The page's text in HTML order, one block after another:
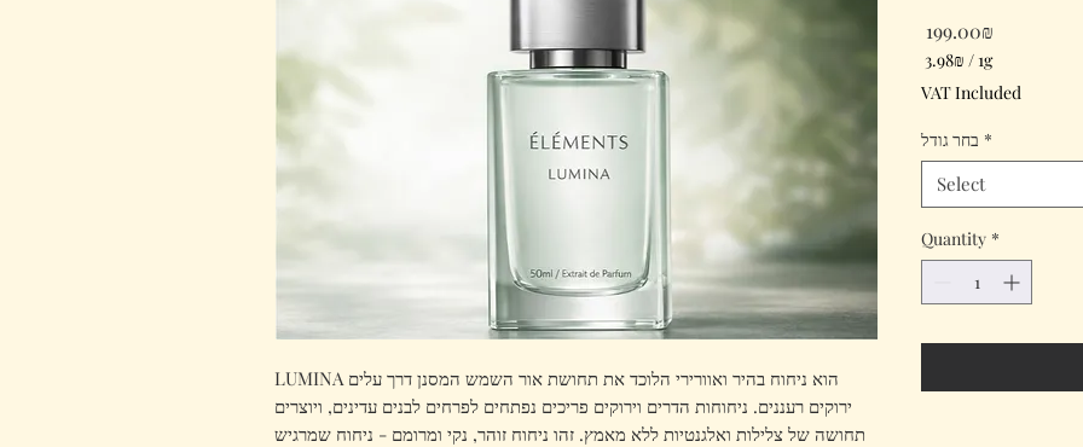
LUMINA הוא ניחוח בהיר ואוורירי הלוכד את תחושת אור השמש המסנן דרך עלים
ירוקים רעננים. ניחוחות הדרים וירוקים פריכים נפתחים לפרחים לבנים עדינים, ויוצרים
תחושה של צלילות ואלגנטיות ללא מאמץ. זהו ניחוח זוהר, נקי ומרומם - ניחוח שמרגיש
‏199.00 ‏₪
‏3.98 ‏₪ /1g
‏3.98 ‏₪
per
1
Gram
VAT Included
בחר גודל *
Select
Quantity *